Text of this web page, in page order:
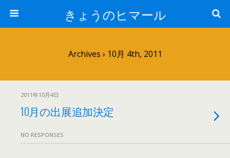
きょうのヒマール
Archives › 10月 4th, 2011
2011年10月4日
10月の出展追加決定
NO RESPONSES